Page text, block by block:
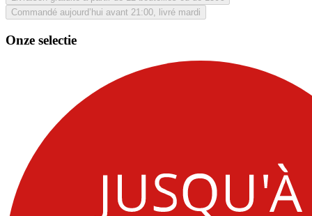
Commandé aujourd’hui avant 21:00, livré mardi
Onze selectie